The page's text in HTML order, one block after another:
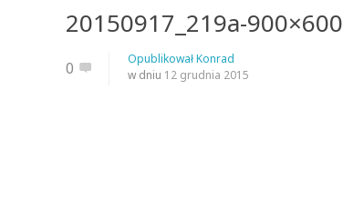
20150917_219a-900×600
0 OpublikowałKonrad
w dniu 12 grudnia 2015